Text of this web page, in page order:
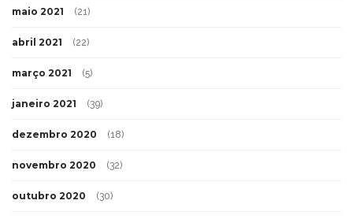
maio 2021 (21)
abril 2021 (22)
março 2021 (5)
janeiro 2021 (39)
dezembro 2020 (18)
novembro 2020 (32)
outubro 2020 (30)